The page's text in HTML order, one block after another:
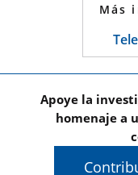
Más
Apoye la
homenaje a